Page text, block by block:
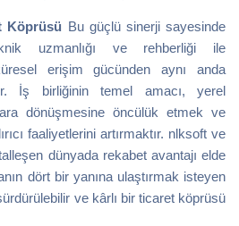
Köprüsü Bu güçlü sinerji sayesinde
uzmanlığı ve rehberliği ile
erişim gücünden aynı anda
İş birliğinin temel amacı, yerel
dönüşmesine öncülük etmek ve
faaliyetlerini artırmaktır. nlksoft ve
dünyada rekabet avantajı elde
dört bir yanına ulaştırmak isteyen
ve kârlı bir ticaret köprüsü